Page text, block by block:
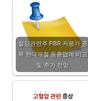
철강관련주 PBR 저평가 종
목 현대제철 동종업계 비교
및 주가 전망